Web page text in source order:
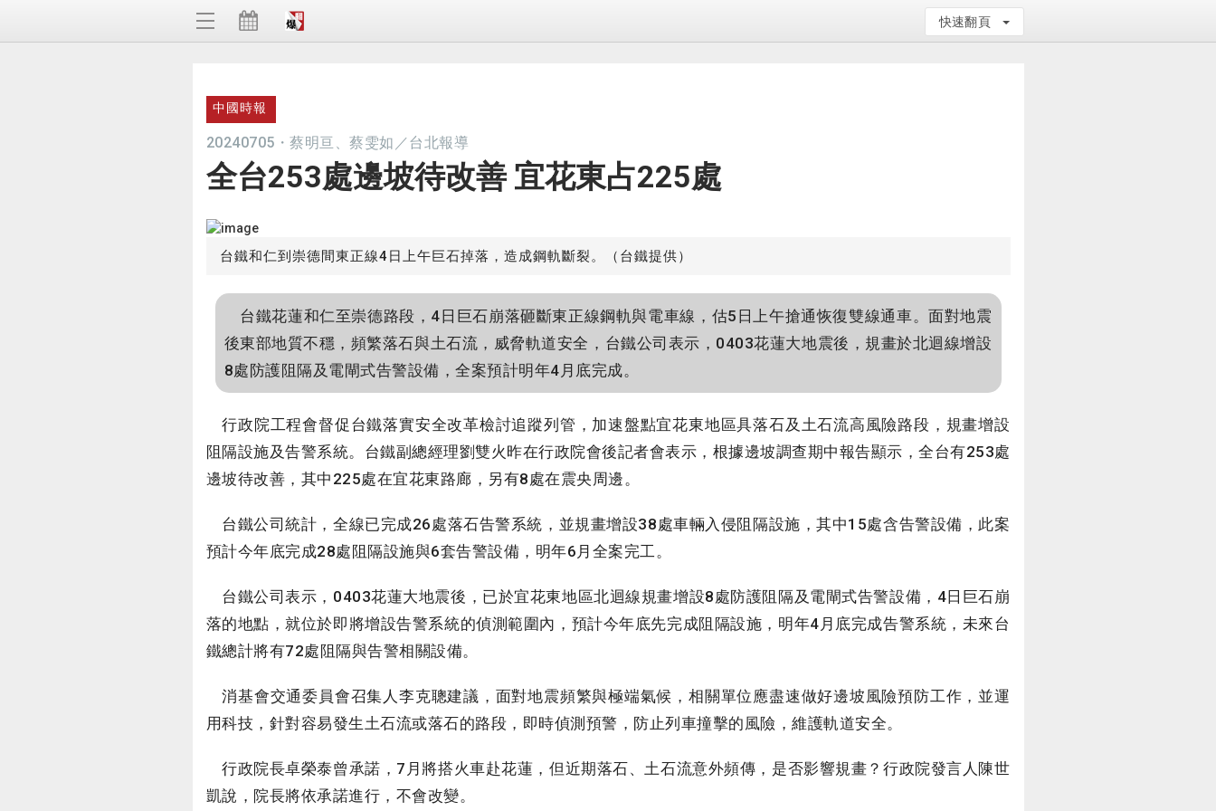
快速翻頁
中國時報
20240705 ・ 蔡明亘、蔡雯如／台北報導
全台253處邊坡待改善 宜花東占225處
台鐵和仁到崇德間東正線4日上午巨石掉落，造成鋼軌斷裂。（台鐵提供）
台鐵花蓮和仁至崇德路段，4日巨石崩落砸斷東正線鋼軌與電車線，估5日上午搶通恢復雙線通車。面對地震
後東部地質不穩，頻繁落石與土石流，威脅軌道安全，台鐵公司表示，0403花蓮大地震後，規畫於北迴線增設
8處防護阻隔及電閘式告警設備，全案預計明年4月底完成。
行政院工程會督促台鐵落實安全改革檢討追蹤列管，加速盤點宜花東地區具落石及土石流高風險路段，規畫增設
阻隔設施及告警系統。台鐵副總經理劉雙火昨在行政院會後記者會表示，根據邊坡調查期中報告顯示，全台有253處
邊坡待改善，其中225處在宜花東路廊，另有8處在震央周邊。
台鐵公司統計，全線已完成26處落石告警系統，並規畫增設38處車輛入侵阻隔設施，其中15處含告警設備，此案
預計今年底完成28處阻隔設施與6套告警設備，明年6月全案完工。
台鐵公司表示，0403花蓮大地震後，已於宜花東地區北迴線規畫增設8處防護阻隔及電閘式告警設備，4日巨石崩
落的地點，就位於即將增設告警系統的偵測範圍內，預計今年底先完成阻隔設施，明年4月底完成告警系統，未來台
鐵總計將有72處阻隔與告警相關設備。
消基會交通委員會召集人李克聰建議，面對地震頻繁與極端氣候，相關單位應盡速做好邊坡風險預防工作，並運
用科技，針對容易發生土石流或落石的路段，即時偵測預警，防止列車撞擊的風險，維護軌道安全。
行政院長卓榮泰曾承諾，7月將搭火車赴花蓮，但近期落石、土石流意外頻傳，是否影響規畫？行政院發言人陳世
凱說，院長將依承諾進行，不會改變。